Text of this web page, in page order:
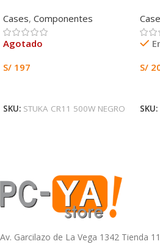
Cases, Componentes
Agotado
S/ 197
SKU: STUKA CR11 500W NEGRO
S/
SKU:
Av. Garcilazo de La Vega 1342 Tienda